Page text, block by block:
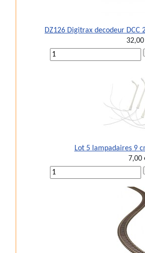
DZ126 Digitrax decodeur DCC
Lot 5 lampadaires 9
7,00